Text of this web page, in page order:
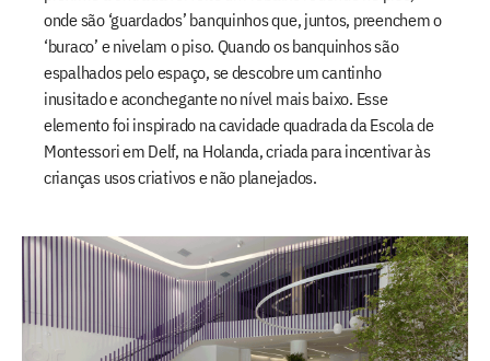
onde são ‘guardados’ banquinhos que, juntos, preenchem o
‘buraco’ e nivelam o piso. Quando os banquinhos são
espalhados pelo espaço, se descobre um cantinho
inusitado e aconchegante no nível mais baixo. Esse
elemento foi inspirado na cavidade quadrada da Escola de
Montessori em Delf, na Holanda, criada para incentivar às
crianças usos criativos e não planejados.